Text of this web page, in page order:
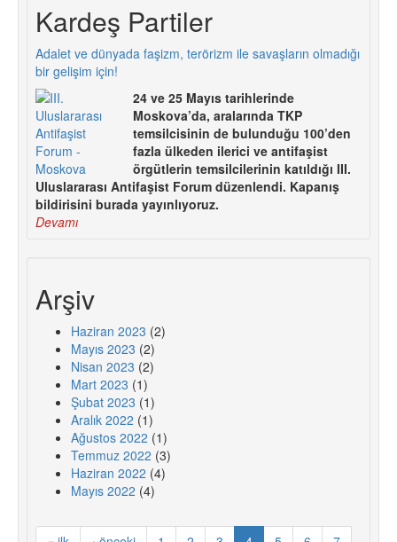
Kardeş Partiler
Adalet ve dünyada faşizm, terörizm ile savaşların olmadığı
bir gelişim için!
24 ve 25 Mayıs tarihlerinde
Moskova’da, aralarında TKP
temsilcisinin de bulunduğu 100’den
fazla ülkeden ilerici ve antifaşist
örgütlerin temsilcilerinin katıldığı III.
Uluslararası Antifaşist Forum düzenlendi. Kapanış
bildirisini burada yayınlıyoruz.
Devamı
Arşiv
Haziran 2023 (2)
Mayıs 2023 (2)
Nisan 2023 (2)
Mart 2023 (1)
Şubat 2023 (1)
Aralık 2022 (1)
Ağustos 2022 (1)
Temmuz 2022 (3)
Haziran 2022 (4)
Mayıs 2022 (4)